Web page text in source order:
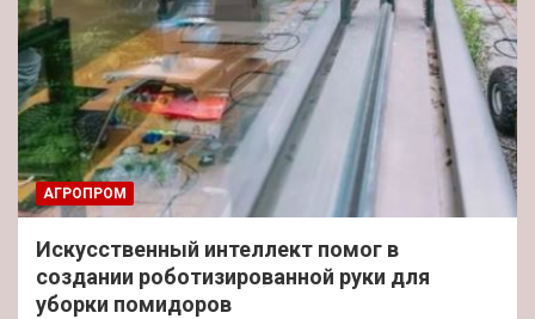
АГРОПРОМ
Искусственный интеллект помог в
создании роботизированной руки для
уборки помидоров